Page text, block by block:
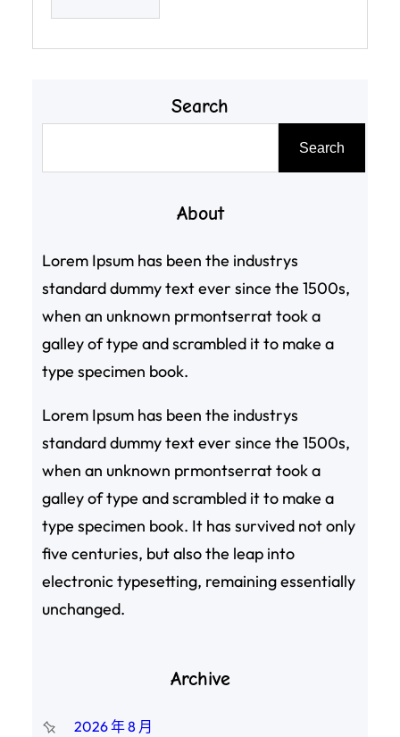
Search
Search
About
Lorem Ipsum has been the industrys
standard dummy text ever since the 1500s,
when an unknown prmontserrat took a
galley of type and scrambled it to make a
type specimen book.
Lorem Ipsum has been the industrys
standard dummy text ever since the 1500s,
when an unknown prmontserrat took a
galley of type and scrambled it to make a
type specimen book. It has survived not only
five centuries, but also the leap into
electronic typesetting, remaining essentially
unchanged.
Archive
2026 年 8 月